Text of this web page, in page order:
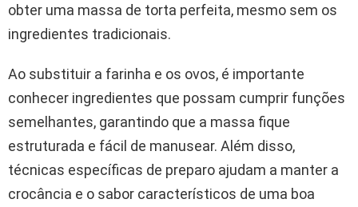
obter uma massa de torta perfeita, mesmo sem os
ingredientes tradicionais.
Ao substituir a farinha e os ovos, é importante
conhecer ingredientes que possam cumprir funções
semelhantes, garantindo que a massa fique
estruturada e fácil de manusear. Além disso,
técnicas específicas de preparo ajudam a manter a
crocância e o sabor característicos de uma boa